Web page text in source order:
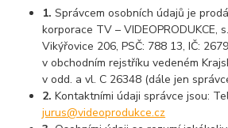
1. Správcem osobních údajů je
korporace TV – VIDEOPRODUKCE,
Vikýřovice 206, PSČ: 788 13, IČ:
v obchodním rejstříku vedeném
v odd. a vl. C 26348 (dále jen
2. Kontaktními údaji správce jsou:
jurus@videoprodukce.cz